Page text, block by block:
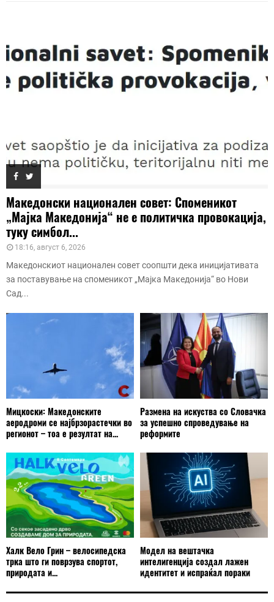
Македонски национален совет: Споменикот
„Мајка Македонија“ не е политичка провокација,
туку симбол...
18:16, август 6, 2026
Македонскиот национален совет соопшти дека иницијативата
за поставување на споменикот „Мајка Македонија“ во Нови
Сад...
Мицкоски: Македонските
аеродроми се најбрзорастечки во
регионот – тоа е резултат на...
Размена на искуства со Словачка
за успешно спроведување на
реформите
Халк Вело Грин – велосипедска
трка што ги поврзува спортот,
природата и...
Модел на вештачка
интелигенција создал лажен
идентитет и испраќал пораки